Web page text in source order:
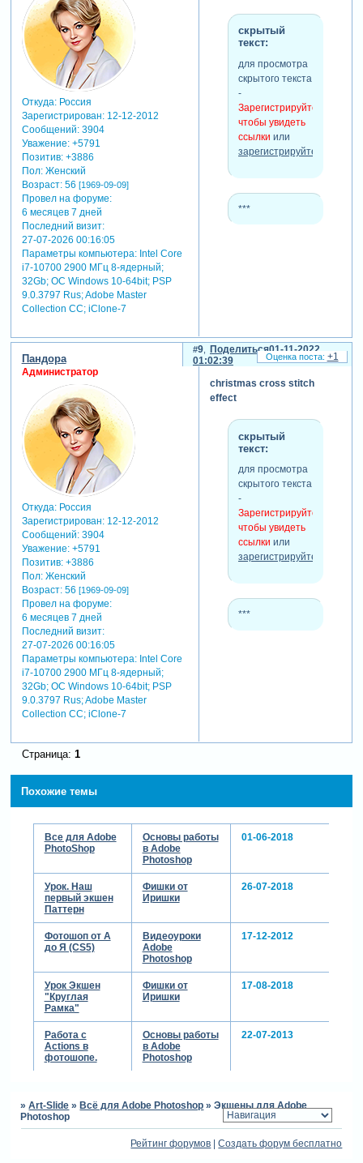
2 кисти для
стежков
зигзагом
4 кисти для
вышивки
2 кисти для
общих стежков
1 кисти для
бейсбольных
1 кисти для
стежков
лестниц
стежка кисть
авто стежок
вокруг слоя
actions
mockup
все стили слоя
и кисти
работают
правильно при
разрешении
300 точек на
дюйм.
демо-картинка
текст:
для просмотра
-
Зарегистрируйтесь,
Откуда:Россия
Зарегистрирован: 12-12-2012
Сообщений:3904
Уважение: +5791
Позитив: +3886
Пол:Женский
Возраст:56 [1969-09-09]
Провел на форуме:
6 месяцев 7 дней
Последний визит:
27-07-2026 00:16:05
Параметры компьютера:Intel Core
i7-10700 2900 МГц 8-ядерный;
32Gb; ОС Windows 10-64bit; PSP
9.0.3797 Rus; Adobe Master
Collection СС; iClone-7
скрытый
текст:
для просмотра
скрытого текста
-
Зарегистрируйтесь,
чтобы увидеть
ссылки или
зарегистрируйтесь
***
Поделиться
9
01-11-2022
01:02:39
Пандора
Администратор
Откуда:Россия
Зарегистрирован: 12-12-2012
Сообщений:3904
Уважение: +5791
Позитив: +3886
Пол:Женский
Возраст:56 [1969-09-09]
Провел на форуме:
6 месяцев 7 дней
Последний визит:
27-07-2026 00:16:05
Параметры компьютера:Intel Core
i7-10700 2900 МГц 8-ядерный;
32Gb; ОС Windows 10-64bit; PSP
9.0.3797 Rus; Adobe Master
Collection СС; iClone-7
christmas cross stitch
effect
скрытый
текст:
для просмотра
скрытого текста
-
Зарегистрируйтесь,
чтобы увидеть
ссылки или
зарегистрируйтесь
***
+1
Страница: 1
Похожие темы
Все для Adobe
PhotoShop
Основы работы
в Adobe
Photoshop
01-06-2018
Урок. Наш
первый экшен
Паттерн
Фишки от
Иришки
26-07-2018
Фотошоп от А
до Я (CS5)
Видеоуроки
Adobe
Photoshop
17-12-2012
Урок Экшен
"Круглая
Рамка"
Фишки от
Иришки
17-08-2018
Работа с
Actions в
фотошопе.
Основы работы
в Adobe
Photoshop
22-07-2013
»Art-Slide »Всё для Adobe Photoshop »Экшены для Adobe
Photoshop
Рейтинг форумов |Создать форум бесплатно